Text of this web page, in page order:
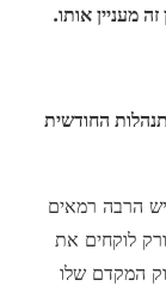
מעניין אותו.
החודשית
הרבה רמאים
לוקחים את
המקדם שלו